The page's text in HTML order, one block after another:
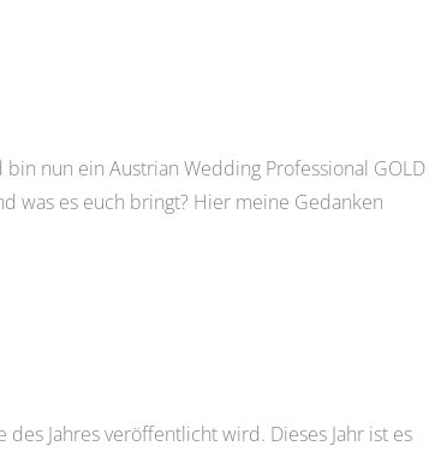
nun ein Austrian Wedding Professional GOLD
was es euch bringt? Hier meine Gedanken
Jahres veröffentlicht wird. Dieses Jahr ist es